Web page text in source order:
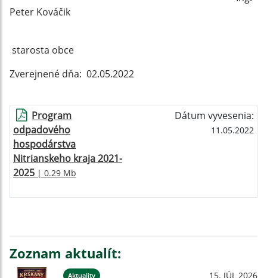
Peter Kováčik
starosta obce
Zverejnené dňa: 02.05.2022
Program
odpadového
hospodárstva
Nitrianskeho kraja 2021-
2025 | 0.29 Mb
Dátum vyvesenia:
11.05.2022
Zoznam aktualít:
Aktuality 15. JÚL 2026